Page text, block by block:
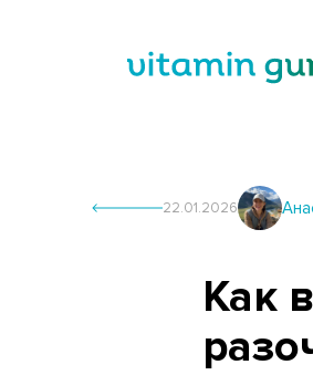
22.01.2026
Как